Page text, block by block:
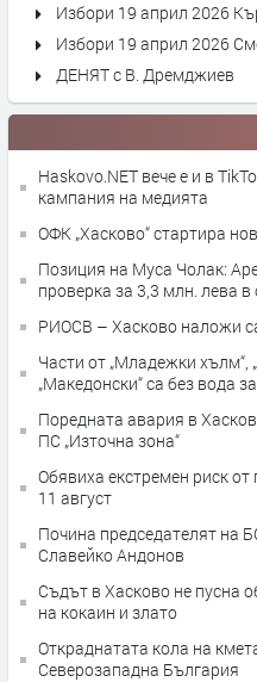
Избори 19 април 2026
Избори 19 април 2026
ДЕНЯТ с В. Дремджиев
Haskovo.NET вече е и в
кампания на медията
ОФК „Хасково“ стартира
Позиция на Муса Чолак:
проверка за 3,3 млн. лева
РИОСВ – Хасково наложи
Части от „Младежки хълм“,
„Македонски“ са без вода
Поредната авария в
ПС „Източна зона“
Обявиха екстремен риск
11 август
Почина председателят на
Славейко Андонов
Съдът в Хасково не пусна
на кокаин и злато
Откраднатата кола на
Северозападна България